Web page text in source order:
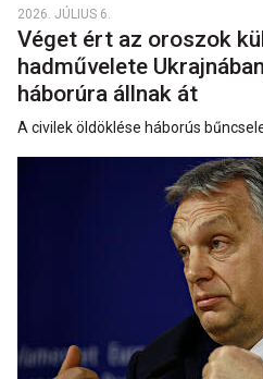
2026. JÚLIUS 6.
Véget ért az oroszok
hadművelete
háborúra állnak át
A civilek öldöklése háborús